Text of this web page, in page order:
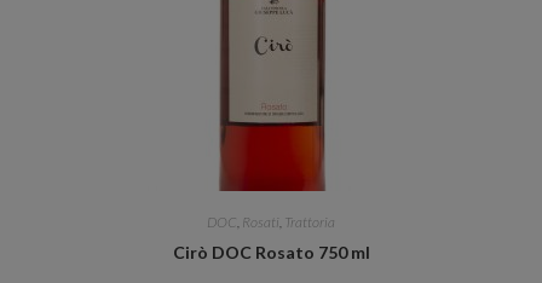
DOC Rosati Trattoria
Cirò DOC Rosato 750 ml